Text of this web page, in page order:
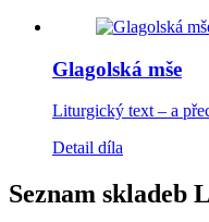
Glagolská mše
Liturgický text – a
Detail díla
Seznam skladeb